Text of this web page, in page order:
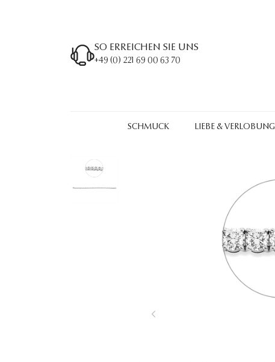
SO ERREICHEN SIE UNS
+49 (0) 221 69 00 63 70
SCHMUCK LIEBE & VERLOBUNG